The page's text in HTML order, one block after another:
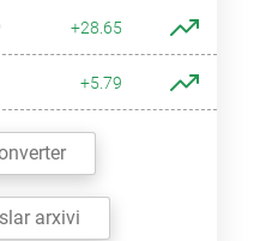
+28.65
+5.79
arxivi